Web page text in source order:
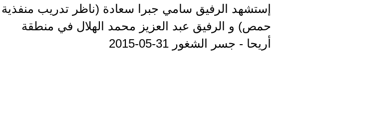
إستشهد الرفيق سامي جبرا سعادة (ناظر تدريب منفذية
حمص) و الرفيق عبد العزيز محمد الهلال في منطقة
أريحا - جسر الشغور 31-05-2015